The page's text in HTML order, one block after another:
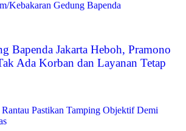
Bapenda Jakarta Heboh, Pramono
Ada Korban dan Layanan Tetap